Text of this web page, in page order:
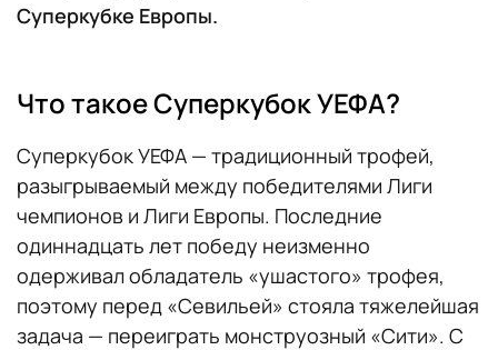
Суперкубке Европы.
Что такое Суперкубок УЕФА?
Суперкубок УЕФА — традиционный трофей,
разыгрываемый между победителями Лиги
чемпионов и Лиги Европы. Последние
одиннадцать лет победу неизменно
одерживал обладатель «ушастого» трофея,
поэтому перед «Севильей» стояла тяжелейшая
задача — переиграть монструозный «Сити». С